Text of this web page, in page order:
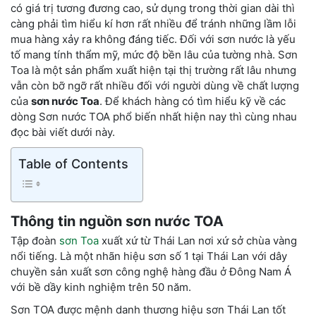
có giá trị tương đương cao, sử dụng trong thời gian dài thì
càng phải tìm hiểu kí hơn rất nhiều để tránh những lầm lỗi
mua hàng xảy ra không đáng tiếc. Đối với sơn nước là yếu
tố mang tính thẩm mỹ, mức độ bền lâu của tường nhà. Sơn
Toa là một sản phẩm xuất hiện tại thị trường rất lâu nhưng
vẫn còn bỡ ngỡ rất nhiều đối với người dùng về chất lượng
của sơn nước Toa. Để khách hàng có tìm hiểu kỹ về các
dòng Sơn nước TOA phổ biến nhất hiện nay thì cùng nhau
đọc bài viết dưới này.
Table of Contents
Thông tin nguồn sơn nước TOA
Tập đoàn sơn Toa xuất xứ từ Thái Lan nơi xứ sở chùa vàng
nổi tiếng. Là một nhãn hiệu sơn số 1 tại Thái Lan với dây
chuyền sản xuất sơn công nghệ hàng đầu ở Đông Nam Á
với bề dầy kinh nghiệm trên 50 năm.
Sơn TOA được mệnh danh thương hiệu sơn Thái Lan tốt